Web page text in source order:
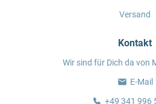
Versand
Kontakt
Wir sind für Dich da von
E-Mail
+49 341 996